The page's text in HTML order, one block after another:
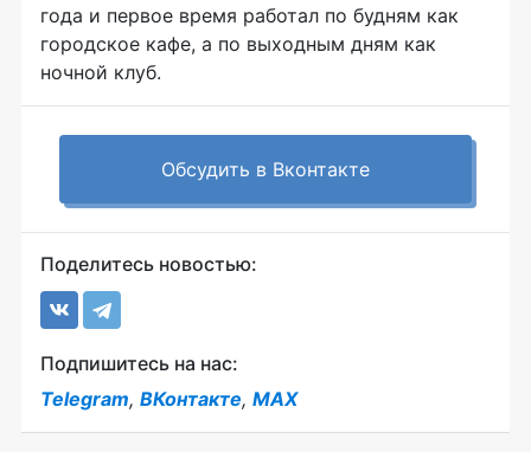
года и первое время работал по будням как
городское кафе, а по выходным дням как
ночной клуб.
Обсудить в Вконтакте
Поделитесь новостью:
Подпишитесь на нас:
Telegram, ВКонтакте, MAX